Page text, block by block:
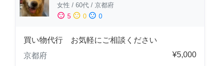
女性 / 60代 / 京都府
sentiment_satisfied 5 sentiment_neutral 0 sentiment_dissatisfied 0
買い物代行 お気軽にご相談ください
京都府
¥5,000